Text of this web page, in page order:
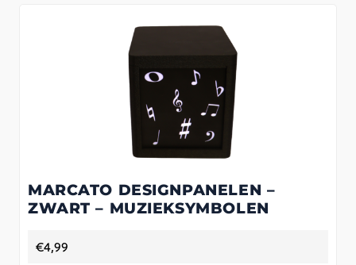
MARCATO DESIGNPANELEN –
ZWART – MUZIEKSYMBOLEN
€4,99